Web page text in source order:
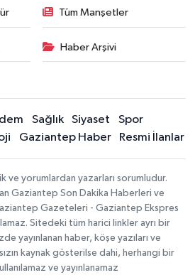
Tüm Manşetler
Haber Arşivi
Sağlık Siyaset
Spor
Gaziantep Haber Resmi İlanlar
ve yorumlardan yazarları sorumludur.
Gaziantep Son Dakika Haberleri ve
Gazeteleri - Gaziantep Ekspres
Sitedeki tüm harici linkler ayrı bir
yayınlanan haber, köşe yazıları ve
kaynak gösterilse dahi, herhangi bir
ve yayınlanamaz